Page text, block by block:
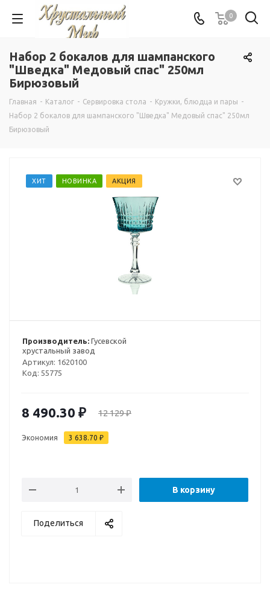
0
Набор 2 бокалов для шампанского
"Шведка" Медовый спас" 250мл
Бирюзовый
Главная - Каталог - Сервировка стола - Кружки, блюдца и пары -
Набор 2 бокалов для шампанского "Шведка" Медовый спас" 250мл
Бирюзовый
ХИТ НОВИНКА АКЦИЯ
Производитель: Гусевской
хрустальный завод
Артикул: 1620100
Код: 55775
8 490.30 ₽ 12 129₽
Экономия 3 638.70 ₽
В корзину
Поделиться